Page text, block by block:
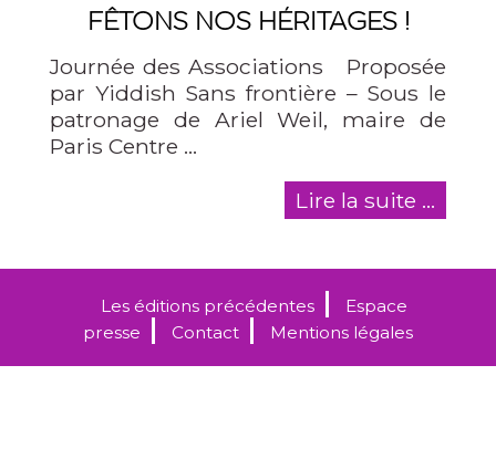
FÊTONS NOS HÉRITAGES !
Journée des Associations Proposée
par Yiddish Sans frontière – Sous le
patronage de Ariel Weil, maire de
Paris Centre …
Lire la suite ...
Les éditions précédentes
Espace
presse
Contact Mentions légales